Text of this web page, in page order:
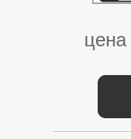
цена